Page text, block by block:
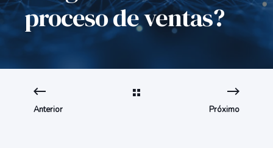
proceso de ventas?
Anterior Próximo